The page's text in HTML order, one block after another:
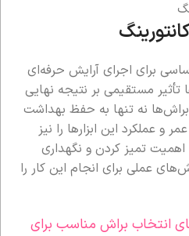
برای اجرای آرایش حرفه‌ای
مستقیمی بر نتیجه نهایی
نه تنها به حفظ بهداشت
عملکرد این ابزارها را نیز
تمیز کردن و نگهداری
عملی برای انجام این کار را
انتخاب براش مناسب برای